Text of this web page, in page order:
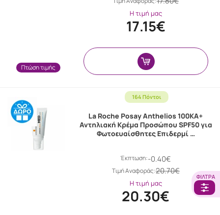
ΦΊΛΤΡΑ
Πτώση τιμής
Η τιμή μας
17.15€
164 Πόντοι
La Roche Posay Anthelios 100KA+
Αντηλιακή Κρέμα Προσώπου SPF50 για
Φωτοευαίσθητες Επιδερμί …
Έκπτωση:-0.40€
Tιμή Αναφοράς:20.70€
Η τιμή μας
20.30€